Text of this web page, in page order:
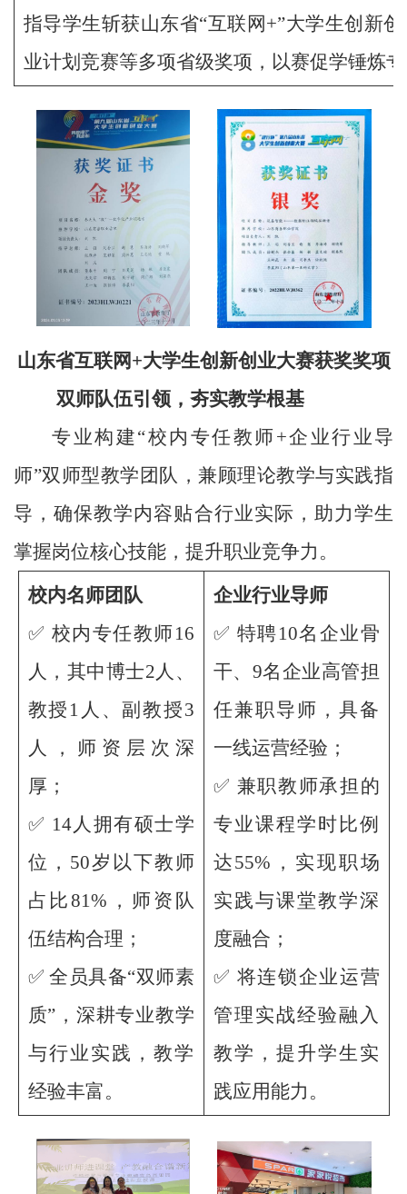
指导学生斩获山东省“互联网+”大学生创新
业计划竞赛等多项省级奖项，以赛促学锤炼
山东省互联网+大学生创新创业大赛获奖奖项
双师队伍引领，夯实教学根基
专业构建“校内专任教师+企业行业导
师”双师型教学团队，兼顾理论教学与实践指
导，确保教学内容贴合行业实际，助力学生
掌握岗位核心技能，提升职业竞争力。
校内名师团队
✅ 校内专任教师16
人，其中博士2人、
教授1人、副教授3
人，师资层次深
厚；
✅ 14人拥有硕士学
位，50岁以下教师
占比81%，师资队
伍结构合理；
✅ 全员具备“双师素
质”，深耕专业教学
与行业实践，教学
经验丰富。
企业行业导师
✅ 特聘10名企业骨
干、9名企业高管担
任兼职导师，具备
一线运营经验；
✅ 兼职教师承担的
专业课程学时比例
达55%，实现职场
实践与课堂教学深
度融合；
✅ 将连锁企业运营
管理实战经验融入
教学，提升学生实
践应用能力。